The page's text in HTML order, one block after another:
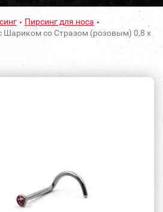
Пирсинг для носа
Шариком со Стразом (розовым) 0,8 х